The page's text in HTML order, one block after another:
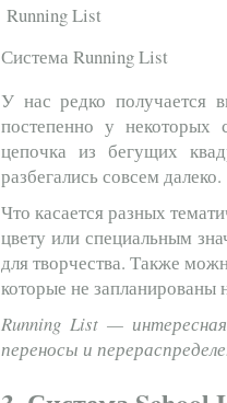
Система Running List
У нас редко получается
постепенно у некоторых
цепочка из бегущих
разбегались совсем далеко.
Что касается разных
цвету или специальным
для творчества. Также
которые не запланированы
Running List —
переносы и